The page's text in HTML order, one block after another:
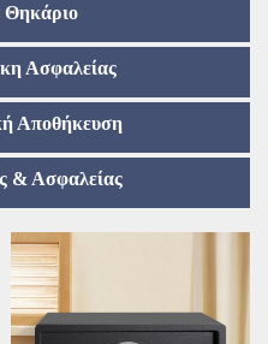
Θηκάριο
Ασφαλείας
Αποθήκευση
& Ασφαλείας